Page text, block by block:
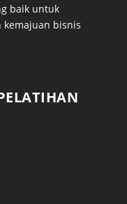
baik untuk
kemajuan bisnis